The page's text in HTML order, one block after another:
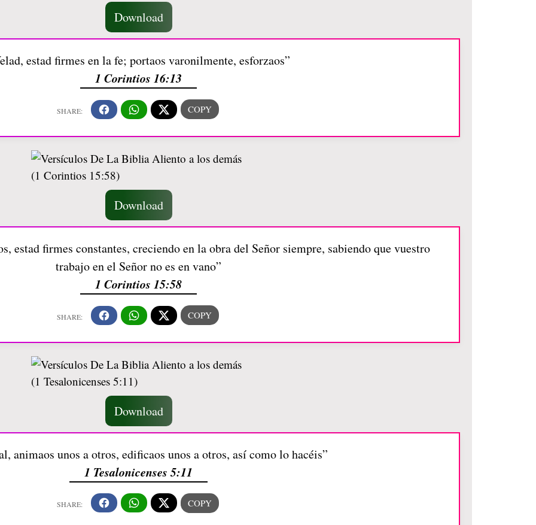
Download
estad firmes en la fe; portaos varonilmente, esforzaos”
1 Corintios 16:13
Download
estad firmes constantes, creciendo en la obra del Señor siempre, sabiendo que vuestro
trabajo en el Señor no es en vano”
1 Corintios 15:58
Download
animaos unos a otros, edificaos unos a otros, así como lo hacéis”
1 Tesalonicenses 5:11